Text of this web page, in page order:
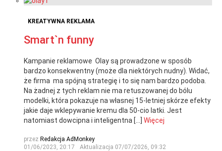
KREATYWNA REKLAMA
Smart`n funny
Kampanie reklamowe Olay są prowadzone w sposób
bardzo konsekwentny (może dla niektórych nudny). Widać,
że firma ma spójną strategię i to się nam bardzo podoba.
Na żadnej z tych reklam nie ma retuszowanej do bólu
modelki, która pokazuje na własnej 15-letniej skórze efekty
jakie daje wklepywanie kremu dla 50-cio latki. Jest
natomiast dowcipna i inteligentna […] Więcej
przez Redakcja AdMonkey
01/06/2023, 20:17
Aktualizacja 07/07/2026, 09:32